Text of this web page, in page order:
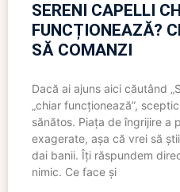
SERENI CAPELLI
FUNCȚIONEAZĂ?
SĂ COMANZI
Dacă ai ajuns aici căutând
„chiar funcționează”,
sănătos. Piața de îngrijire a
exagerate, așa că vrei să
dai banii. Îți răspundem
nimic. Ce face și